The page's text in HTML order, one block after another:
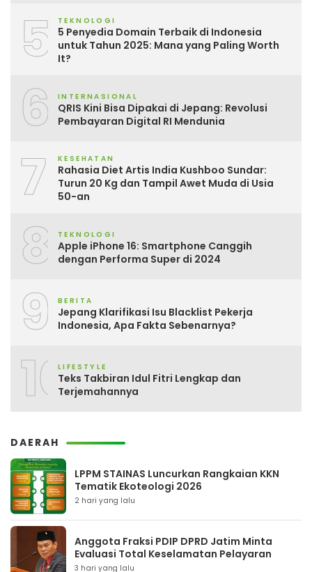
5 TEKNOLOGI
5 Penyedia Domain Terbaik di Indonesia
untuk Tahun 2025: Mana yang Paling Worth
It?
6 INTERNASIONAL
QRIS Kini Bisa Dipakai di Jepang: Revolusi
Pembayaran Digital RI Mendunia
7 KESEHATAN
Rahasia Diet Artis India Kushboo Sundar:
Turun 20 Kg dan Tampil Awet Muda di Usia
50-an
8 TEKNOLOGI
Apple iPhone 16: Smartphone Canggih
dengan Performa Super di 2024
9 BERITA
Jepang Klarifikasi Isu Blacklist Pekerja
Indonesia, Apa Fakta Sebenarnya?
10LIFESTYLE
Teks Takbiran Idul Fitri Lengkap dan
Terjemahannya
DAERAH
LPPM STAINAS Luncurkan Rangkaian KKN
Tematik Ekoteologi 2026
2 hari yang lalu
Anggota Fraksi PDIP DPRD Jatim Minta
Evaluasi Total Keselamatan Pelayaran
3 hari yang lalu